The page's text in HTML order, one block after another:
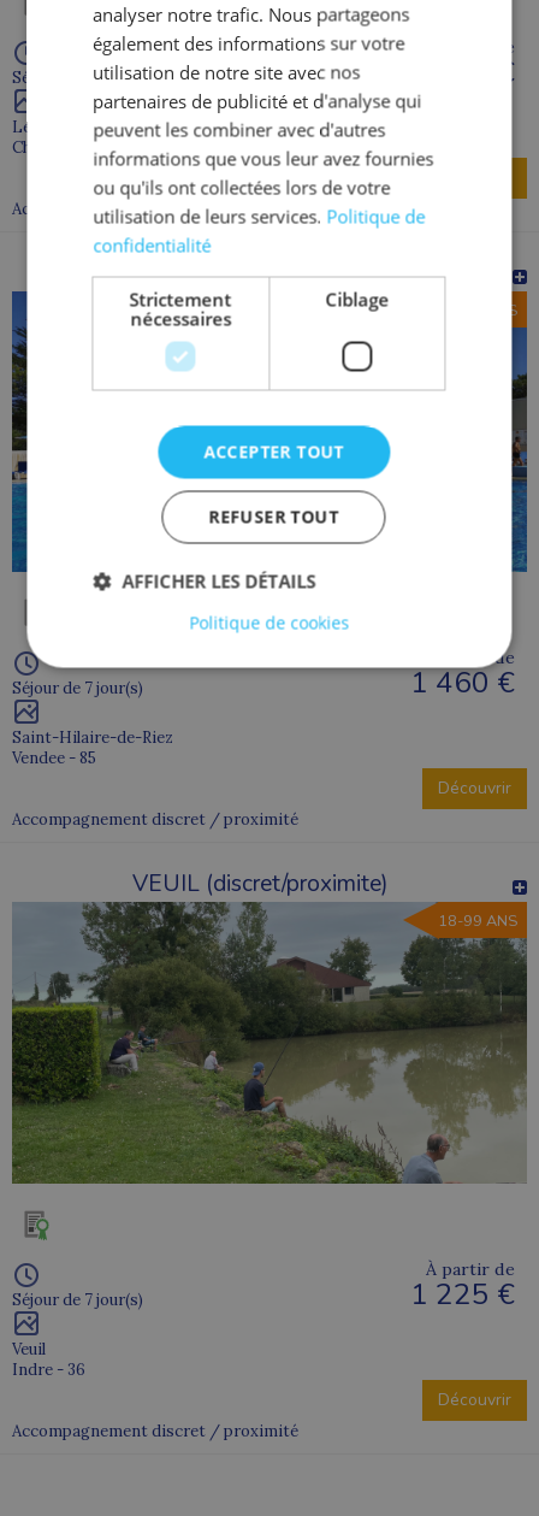
Séjour de 7 jour(s)
Les Mathes
Charente maritime - 17
À partir de
1 280 €
Accompagnement discret / proximité
SAINT HILAIRE DE RIEZ (discret/proximite)
18-30 ANS
Séjour de 7 jour(s)
Saint-Hilaire-de-Riez
Vendee - 85
À partir de
1 460 €
Découvrir
Accompagnement discret / proximité
VEUIL (discret/proximite)
18-99 ANS
Séjour de 7 jour(s)
Veuil
Indre - 36
À partir de
1 225 €
Découvrir
Accompagnement discret / proximité
analyser notre trafic. Nous partageons
également des informations sur votre
utilisation de notre site avec nos
partenaires de publicité et d'analyse qui
peuvent les combiner avec d'autres
informations que vous leur avez fournies
ou qu'ils ont collectées lors de votre
utilisation de leurs services. Politique de
confidentialité
Strictement
nécessaires
Ciblage
ACCEPTER TOUT
REFUSER TOUT
AFFICHER LES DÉTAILS
Politique de cookies